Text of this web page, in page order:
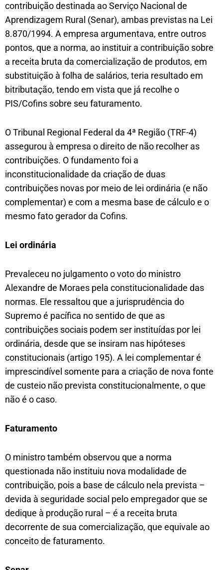
contribuição destinada ao Serviço Nacional de
Aprendizagem Rural (Senar), ambas previstas na Lei
8.870/1994. A empresa argumentava, entre outros
pontos, que a norma, ao instituir a contribuição sobre
a receita bruta da comercialização de produtos, em
substituição à folha de salários, teria resultado em
bitributação, tendo em vista que já recolhe o
PIS/Cofins sobre seu faturamento.
O Tribunal Regional Federal da 4ª Região (TRF-4)
assegurou à empresa o direito de não recolher as
contribuições. O fundamento foi a
inconstitucionalidade da criação de duas
contribuições novas por meio de lei ordinária (e não
complementar) e com a mesma base de cálculo e o
mesmo fato gerador da Cofins.
Lei ordinária
Prevaleceu no julgamento o voto do ministro
Alexandre de Moraes pela constitucionalidade das
normas. Ele ressaltou que a jurisprudência do
Supremo é pacífica no sentido de que as
contribuições sociais podem ser instituídas por lei
ordinária, desde que se insiram nas hipóteses
constitucionais (artigo 195). A lei complementar é
imprescindível somente para a criação de nova fonte
de custeio não prevista constitucionalmente, o que
não é o caso.
Faturamento
O ministro também observou que a norma
questionada não instituiu nova modalidade de
contribuição, pois a base de cálculo nela prevista –
devida à seguridade social pelo empregador que se
dedique à produção rural – é a receita bruta
decorrente de sua comercialização, que equivale ao
conceito de faturamento.